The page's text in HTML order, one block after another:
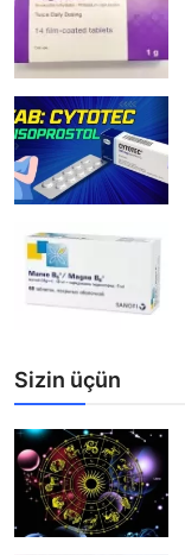
Sizin üçün